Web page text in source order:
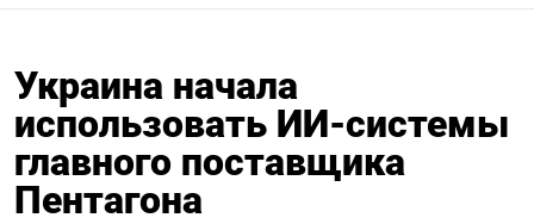
Украина начала
использовать ИИ-системы
главного поставщика
Пентагона